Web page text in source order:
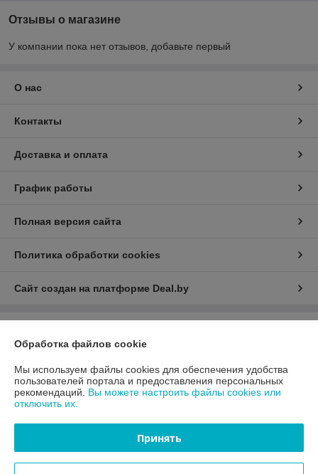
Отзывы о магазине
У компании пока нет отзывов, добавьте первый
О нас
Контакты
Доставка и оплата
График работы
Полная версия сайта
Политика обработки cookies
Сайт создан на платформе Deal.by
220037, г. Минск, ул. Аннаева 84/7,комната 1-6
Регистрационный номер ЕГР: 193597061
Регистрационный орган: Мингорисполком
Обработка файлов cookie
Мы используем файлы cookies для обеспечения удобства
пользователей портала и предоставления персональных
рекомендаций. Вы можете настроить файлы cookies или
отключить их.
Принять